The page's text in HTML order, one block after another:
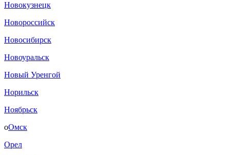
Новокузнецк
Новороссийск
Новосибирск
Новоуральск
Новый Уренгой
Норильск
Ноябрьск
оОмск
Орел